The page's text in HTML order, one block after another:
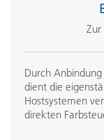
Zur
Durch
dient die
Hostsystemen
direkten